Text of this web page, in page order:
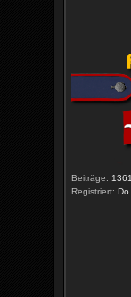
Beiträge: 1361
Registriert: